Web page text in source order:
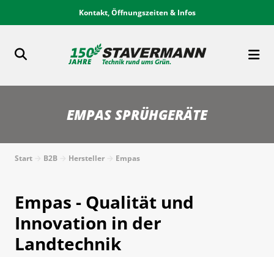
Kontakt, Öffnungszeiten & Infos
EMPAS SPRÜHGERÄTE
Start B2B Hersteller Empas
Empas - Qualität und
Innovation in der
Landtechnik